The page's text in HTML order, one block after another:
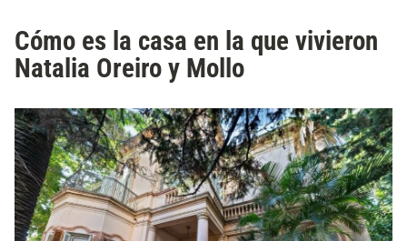
Cómo es la casa en la que vivieron
Natalia Oreiro y Mollo